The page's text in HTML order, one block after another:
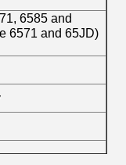
6585 and
6571 and 65JD)